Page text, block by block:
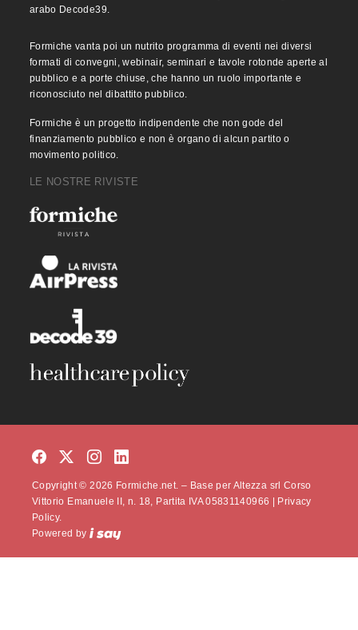
arabo Decode39.
Formiche vanta poi un nutrito programma di eventi nei diversi
formati di convegni, webinair, seminari e tavole rotonde aperte al
pubblico e a porte chiuse, che hanno un ruolo importante e
riconosciuto nel dibattito pubblico.
Formiche è un progetto indipendente che non gode del
finanziamento pubblico e non è organo di alcun partito o
movimento politico.
LE NOSTRE RIVISTE
Copyright © 2026 Formiche.net. – Base per Altezza srl Corso
Vittorio Emanuele II, n. 18, Partita IVA 05831140966 | Privacy
Policy.
Powered by